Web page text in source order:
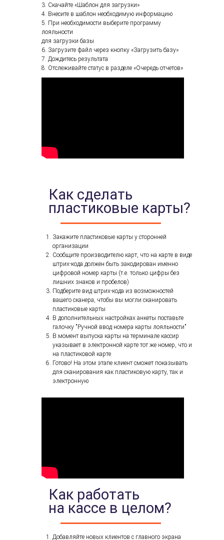
3. Скачайте «Шаблон для загрузки»
4. Внесите в шаблон необходимую информацию
5. При необходимости выберите программу
лояльности
для загрузки базы
6. Загрузите файл через кнопку «Загрузить базу»
7. Дождитесь результата
8. Отслеживайте статус в разделе «Очередь отчетов»
Как сделать
пластиковые карты?
Закажите пластиковые карты у сторонней
организации
Сообщите производителю карт, что на карте в виде
штрих-кода должен быть закодирован именно
цифровой номер карты (т.е. только цифры без
лишних знаков и пробелов)
Подберите вид штрих-кода из возможностей
вашего сканера, чтобы вы могли сканировать
пластиковые карты
В дополнительных настройках анкеты поставьте
галочку "Ручной ввод номера карты лояльности"
В момент выпуска карты на терминале кассир
указывает в электронной карте тот же номер, что и
на пластиковой карте
Готово! На этом этапе клиент сможет показывать
для сканирования как пластиковую карту, так и
электронную
Как работать
на кассе в целом?
Добавляйте новых клиентов с главного экрана